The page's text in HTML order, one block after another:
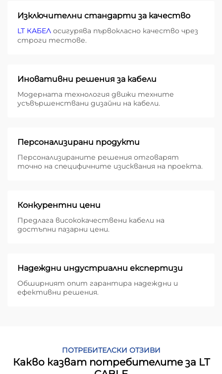
Изключителни стандарти за качество
LT КАБЕЛ осигурява първокласно качество чрез
строги тестове.
Иновативни решения за кабели
Модерната технология движи техните
усъвършенствани дизайни на кабели.
Персонализирани продукти
Персонализираните решения отговарят
точно на специфичните изисквания на проекта.
Конкурентни цени
Предлага висококачествени кабели на
достъпни пазарни цени.
Надеждни индустриални експертизи
Обширният опит гарантира надеждни и
ефективни решения.
ПОТРЕБИТЕЛСКИ ОТЗИВИ
Какво казват потребителите за LT